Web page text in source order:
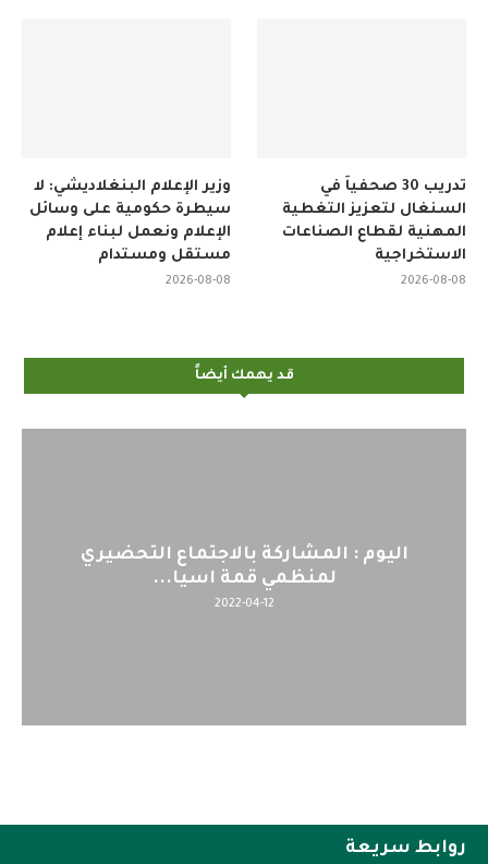
وزير الإعلام البنغلاديشي: لا
سيطرة حكومية على وسائل
الإعلام ونعمل لبناء إعلام
مستقل ومستدام
2026-08-08
تدريب 30 صحفياً في
السنغال لتعزيز التغطية
المهنية لقطاع الصناعات
الاستخراجية
2026-08-08
قد يهمك أيضاً
اليوم : المشاركة بالاجتماع التحضيري
لمنظمي قمة اسيا...
2022-04-12
روابط سريعة